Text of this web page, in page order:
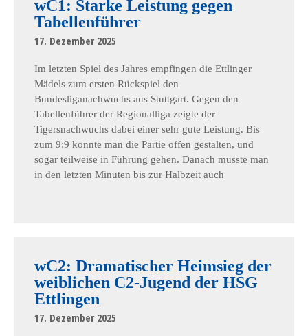
wC1: Starke Leistung gegen
Tabellenführer
17. Dezember 2025
Im letzten Spiel des Jahres empfingen die Ettlinger
Mädels zum ersten Rückspiel den
Bundesliganachwuchs aus Stuttgart. Gegen den
Tabellenführer der Regionalliga zeigte der
Tigersnachwuchs dabei einer sehr gute Leistung. Bis
zum 9:9 konnte man die Partie offen gestalten, und
sogar teilweise in Führung gehen. Danach musste man
in den letzten Minuten bis zur Halbzeit auch
wC2: Dramatischer Heimsieg der
weiblichen C2-Jugend der HSG
Ettlingen
17. Dezember 2025